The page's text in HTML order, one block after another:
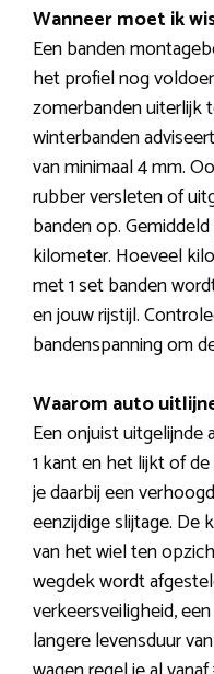
Wanneer moet ik
Een banden
het profiel nog
zomerbanden uiterlijk
winterbanden
van minimaal 4 mm.
rubber versleten of
banden op.
kilometer. Hoeveel
met 1 set banden
en jouw rijstijl.
bandenspanning om
Waarom auto
Een onjuist
1 kant en het lijkt of
je daarbij een
eenzijdige slijtage. De
van het wiel ten
wegdek wordt
verkeersveiligheid,
langere levensduur